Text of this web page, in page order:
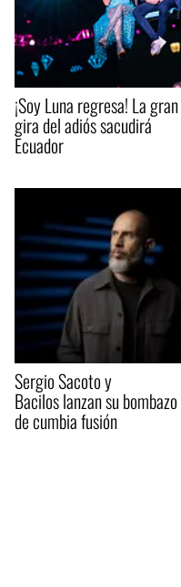
¡Soy Luna regresa! La gran
gira del adiós sacudirá
Ecuador
Sergio Sacoto y
Bacilos lanzan su bombazo
de cumbia fusión